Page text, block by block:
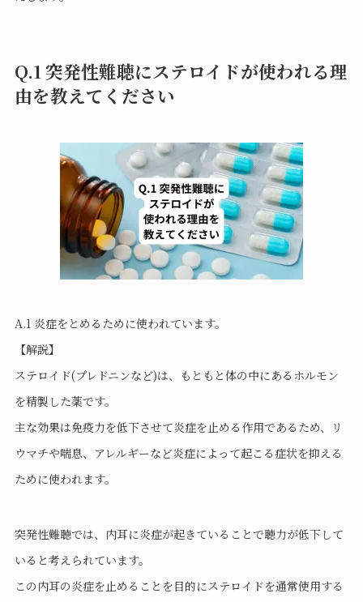
Q.1 突発性難聴にステロイドが使われる理
由を教えてください
A.1 炎症をと めるために使われています。
【解説】
ステロイド(プレドニンなど)は、もともと体の中にあるホルモン
を精製した薬です。
主な効果は免疫力を低下させて炎症を止める作用であるため、リ
ウマチや喘息、アレルギーなど炎症によって起こる症状を抑える
ために使われます。
突発性難聴では、内耳に炎症が起きていることで聴力が低下して
いると考えられています。
この内耳の炎症を止めることを目的にステロイドを通常使用する